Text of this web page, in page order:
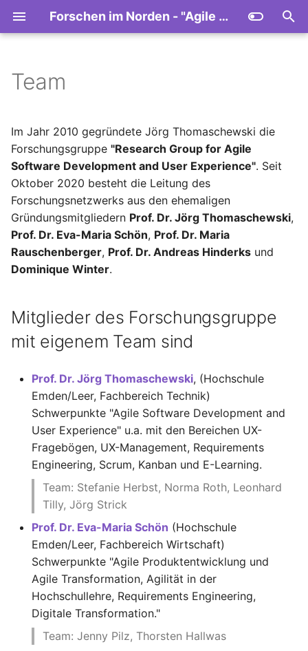
Forschen im Norden - "Agile Software Development and User Experience"
e
w
i
r
i
t
2025
2024
2023
Agile Methoden
Agile UX
Benchmark
Cross-Product Experience
E-Commerce
HCII 2025
Literaturrecherche
Produktkategorien
Publikation
Response Rate
Sprachassistenten
Trust
UEQ+
UEQ-Familie
UEQ-S
Team
Im Jahr 2010 gegründete Jörg Thomaschewski die
Forschungsgruppe "Research Group for Agile
Software Development and User Experience". Seit
Oktober 2020 besteht die Leitung des
Forschungsnetzwerks aus den ehemaligen
Gründungsmitgliedern Prof. Dr. Jörg Thomaschewski,
Prof. Dr. Eva-Maria Schön, Prof. Dr. Maria
Rauschenberger, Prof. Dr. Andreas Hinderks und
Dominique Winter.
Mitglieder des Forschungsgruppe
mit eigenem Team sind
Prof. Dr. Jörg Thomaschewski, (Hochschule
Emden/Leer, Fachbereich Technik)
Schwerpunkte "Agile Software Development and
User Experience" u.a. mit den Bereichen UX-
Fragebögen, UX-Management, Requirements
Engineering, Scrum, Kanban und E-Learning.
Team: Stefanie Herbst, Norma Roth, Leonhard
Tilly, Jörg Strick
Prof. Dr. Eva-Maria Schön (Hochschule
Emden/Leer, Fachbereich Wirtschaft)
Schwerpunkte "Agile Produktentwicklung und
Agile Transformation, Agilität in der
Hochschullehre, Requirements Engineering,
Digitale Transformation."
Team: Jenny Pilz, Thorsten Hallwas